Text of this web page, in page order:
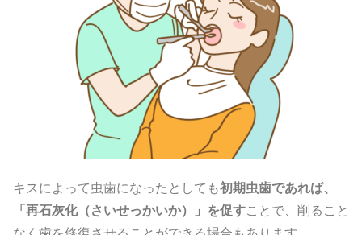
キスによって虫歯になったとしても初期虫歯であれば、
「再石灰化（さいせっかいか）」を促すことで、削ること